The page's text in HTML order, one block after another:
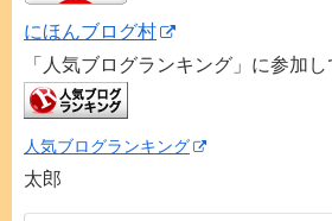
にほんブログ村
「人気ブログランキング」に参加
人気ブログランキング
太郎